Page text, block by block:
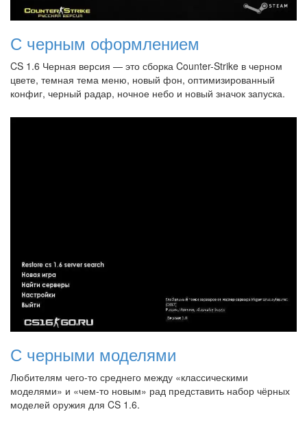
С черным оформлением
CS 1.6 Черная версия — это сборка Counter-Strike в черном
цвете, темная тема меню, новый фон, оптимизированный
конфиг, черный радар, ночное небо и новый значок запуска.
С черными моделями
Любителям чего-то среднего между «классическими
моделями» и «чем-то новым» рад представить набор чёрных
моделей оружия для CS 1.6.